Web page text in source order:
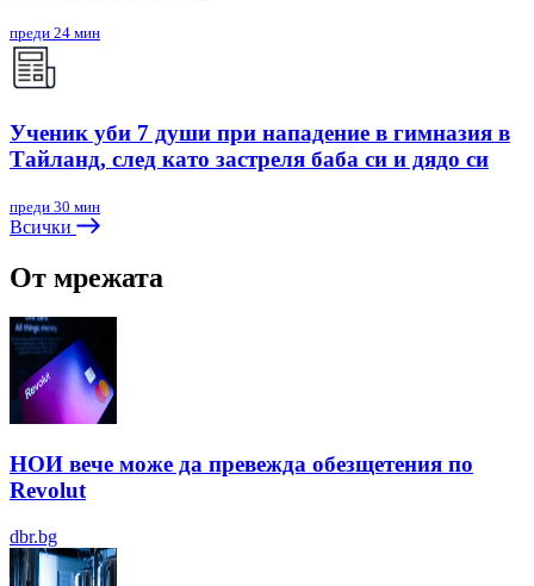
преди 24 мин
Ученик уби 7 души при нападение в гимназия в
Тайланд, след като застреля баба си и дядо си
преди 30 мин
Всички
От мрежата
НОИ вече може да превежда обезщетения по
Revolut
dbr.bg